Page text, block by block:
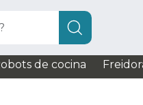
de cocina